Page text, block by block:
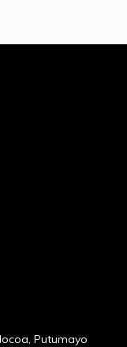
Putumayo